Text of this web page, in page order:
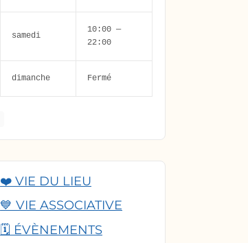
samedi
10:00 —
22:00
dimanche Fermé
❤️ VIE DU LIEU
💙 VIE ASSOCIATIVE
🗓️ ÉVÈNEMENTS